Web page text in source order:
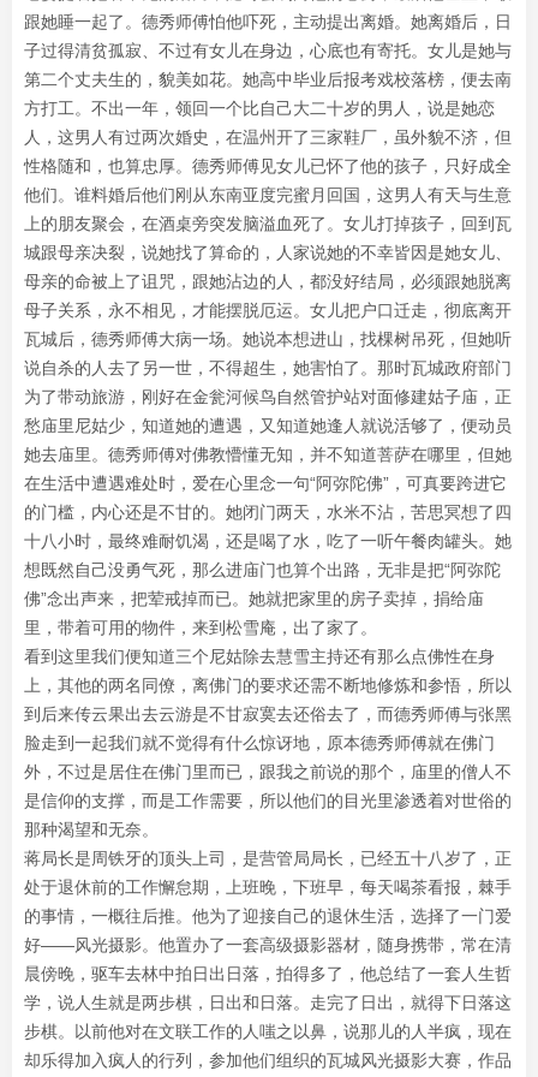
跟她睡一起了。德秀师傅怕他吓死，主动提出离婚。她离婚后，日
子过得清贫孤寂、不过有女儿在身边，心底也有寄托。女儿是她与
第二个丈夫生的，貌美如花。她高中毕业后报考戏校落榜，便去南
方打工。不出一年，领回一个比自己大二十岁的男人，说是她恋
人，这男人有过两次婚史，在温州开了三家鞋厂，虽外貌不济，但
性格随和，也算忠厚。德秀师傅见女儿已怀了他的孩子，只好成全
他们。谁料婚后他们刚从东南亚度完蜜月回国，这男人有天与生意
上的朋友聚会，在酒桌旁突发脑溢血死了。女儿打掉孩子，回到瓦
城跟母亲决裂，说她找了算命的，人家说她的不幸皆因是她女儿、
母亲的命被上了诅咒，跟她沾边的人，都没好结局，必须跟她脱离
母子关系，永不相见，才能摆脱厄运。女儿把户口迁走，彻底离开
瓦城后，德秀师傅大病一场。她说本想进山，找棵树吊死，但她听
说自杀的人去了另一世，不得超生，她害怕了。那时瓦城政府部门
为了带动旅游，刚好在金瓮河候鸟自然管护站对面修建姑子庙，正
愁庙里尼姑少，知道她的遭遇，又知道她逢人就说活够了，便动员
她去庙里。德秀师傅对佛教懵懂无知，并不知道菩萨在哪里，但她
在生活中遭遇难处时，爱在心里念一句“阿弥陀佛”，可真要跨进它
的门槛，内心还是不甘的。她闭门两天，水米不沾，苦思冥想了四
十八小时，最终难耐饥渴，还是喝了水，吃了一听午餐肉罐头。她
想既然自己没勇气死，那么进庙门也算个出路，无非是把“阿弥陀
佛”念出声来，把荤戒掉而已。她就把家里的房子卖掉，捐给庙
里，带着可用的物件，来到松雪庵，出了家了。
看到这里我们便知道三个尼姑除去慧雪主持还有那么点佛性在身
上，其他的两名同僚，离佛门的要求还需不断地修炼和参悟，所以
到后来传云果出去云游是不甘寂寞去还俗去了，而德秀师傅与张黑
脸走到一起我们就不觉得有什么惊讶地，原本德秀师傅就在佛门
外，不过是居住在佛门里而已，跟我之前说的那个，庙里的僧人不
是信仰的支撑，而是工作需要，所以他们的目光里渗透着对世俗的
那种渴望和无奈。
蒋局长是周铁牙的顶头上司，是营管局局长，已经五十八岁了，正
处于退休前的工作懈怠期，上班晚，下班早，每天喝茶看报，棘手
的事情，一概往后推。他为了迎接自己的退休生活，选择了一门爱
好——风光摄影。他置办了一套高级摄影器材，随身携带，常在清
晨傍晚，驱车去林中拍日出日落，拍得多了，他总结了一套人生哲
学，说人生就是两步棋，日出和日落。走完了日出，就得下日落这
步棋。以前他对在文联工作的人嗤之以鼻，说那儿的人半疯，现在
却乐得加入疯人的行列，参加他们组织的瓦城风光摄影大赛，作品